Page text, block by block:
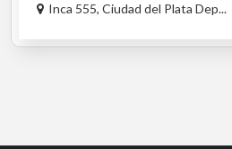
Inca 555, Ciudad del Plata Dep...